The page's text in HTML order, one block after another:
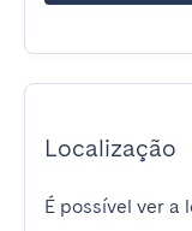
Localização
É possível ver a